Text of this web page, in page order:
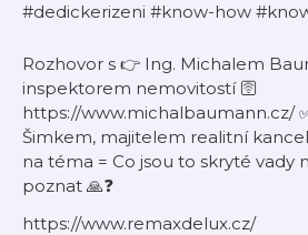
#dedickerizeni #know-how
Rozhovor s 👉 Ing. Michalem
inspektorem nemovitostí 🛜
https://www.michalbaumann.cz/
Šimkem, majitelem realitní
na téma = Co jsou to skryté vady
poznat 🙏❓
https://www.remaxdelux.cz/